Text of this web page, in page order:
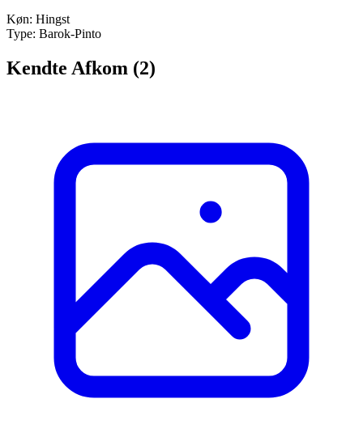
Køn: Hingst
Type: Barok-Pinto
Kendte Afkom (2)